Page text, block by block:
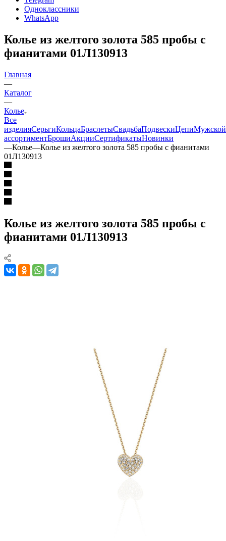
Одноклассники
WhatsApp
Колье из желтого золота 585 пробы с
фианитами 01Л130913
Главная
—
Каталог
—
Колье
Все
изделияСерьгиКольцаБраслетыСвадьбаПодвескиЦепиМужской
ассортиментБрошиАкцииСертификатыНовинки
—Колье—Колье из желтого золота 585 пробы с фианитами
01Л130913
Колье из желтого золота 585 пробы с
фианитами 01Л130913